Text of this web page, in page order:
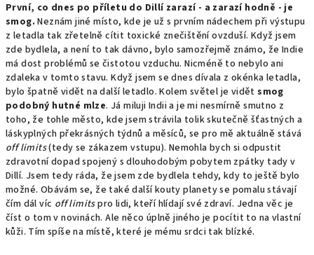
První, co dnes po příletu do Dillí zarazí - a zarazí hodně - je
smog. Neznám jiné místo, kde je už s prvním nádechem při výstupu
z letadla tak zřetelně cítit toxické znečištění ovzduší. Když jsem
zde bydlela, a není to tak dávno, bylo samozřejmě známo, že Indie
má dost problémů se čistotou vzduchu. Nicméně to nebylo ani
zdaleka v tomto stavu. Když jsem se dnes dívala z okénka letadla,
bylo špatně vidět na další letadlo. Kolem světel je vidětsmog
podobný hutné mlze. Já miluji Indii a je mi nesmírně smutno z
toho, že tohle město, kde jsem strávila tolik skutečně šťastných a
láskyplných překrásných týdnů a měsíců, se pro mě aktuálně stává
off limits(tedy se zákazem vstupu). Nemohla bych si odpustit
zdravotní dopad spojený s dlouhodobým pobytem zpátky tady v
Dillí. Jsem tedy ráda, že jsem zde bydlela tehdy, kdy to ještě bylo
možné. Obávám se, že také další kouty planety se pomalu stávají
čím dál víc off limitspro lidi, kteří hlídají své zdraví. Jedna věc je
číst o tom v novinách. Ale něco úplně jiného je pocítit to na vlastní
kůži. Tím spíše na místě, které je mému srdci tak blízké.